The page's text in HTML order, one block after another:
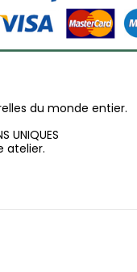
du monde entier.
UNIQUES
atelier.